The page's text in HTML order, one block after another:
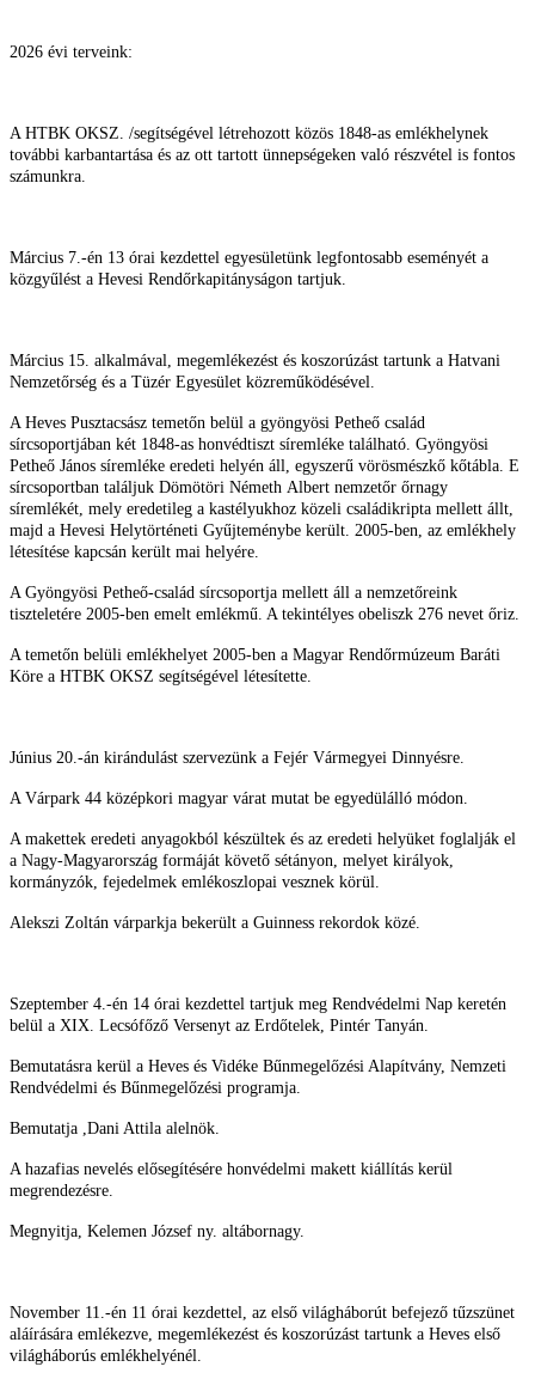
2026 évi terveink:
A HTBK OKSZ. /segítségével létrehozott közös 1848-as emlékhelynek
további karbantartása és az ott tartott ünnepségeken való részvétel is fontos
számunkra.
Március 7.-én 13 órai kezdettel egyesületünk legfontosabb eseményét a
közgyűlést a Hevesi Rendőrkapitányságon tartjuk.
Március 15. alkalmával, megemlékezést és koszorúzást tartunk a Hatvani
Nemzetőrség és a Tüzér Egyesület közreműködésével.
A Heves Pusztacsász temetőn belül a gyöngyösi Petheő család
sírcsoportjában két 1848-as honvédtiszt síremléke található. Gyöngyösi
Petheő János síremléke eredeti helyén áll, egyszerű vörösmészkő kőtábla. E
sírcsoportban találjuk Dömötöri Németh Albert nemzetőr őrnagy
síremlékét, mely eredetileg a kastélyukhoz közeli családikripta mellett állt,
majd a Hevesi Helytörténeti Gyűjteménybe került. 2005-ben, az emlékhely
létesítése kapcsán került mai helyére.
A Gyöngyösi Petheő-család sírcsoportja mellett áll a nemzetőreink
tiszteletére 2005-ben emelt emlékmű. A tekintélyes obeliszk 276 nevet őriz.
A temetőn belüli emlékhelyet 2005-ben a Magyar Rendőrmúzeum Baráti
Köre a HTBK OKSZ segítségével létesítette.
Június 20.-án kirándulást szervezünk a Fejér Vármegyei Dinnyésre.
A Várpark 44 középkori magyar várat mutat be egyedülálló módon.
A makettek eredeti anyagokból készültek és az eredeti helyüket foglalják el
a Nagy-Magyarország formáját követő sétányon, melyet királyok,
kormányzók, fejedelmek emlékoszlopai vesznek körül.
Alekszi Zoltán várparkja bekerült a Guinness rekordok közé.
Szeptember 4.-én 14 órai kezdettel tartjuk meg Rendvédelmi Nap keretén
belül a XIX. Lecsófőző Versenyt az Erdőtelek, Pintér Tanyán.
Bemutatásra kerül a Heves és Vidéke Bűnmegelőzési Alapítvány, Nemzeti
Rendvédelmi és Bűnmegelőzési programja.
Bemutatja ,Dani Attila alelnök.
A hazafias nevelés elősegítésére honvédelmi makett kiállítás kerül
megrendezésre.
Megnyitja, Kelemen József ny. altábornagy.
November 11.-én 11 órai kezdettel, az első világháborút befejező tűzszünet
aláírására emlékezve, megemlékezést és koszorúzást tartunk a Heves első
világháborús emlékhelyénél.